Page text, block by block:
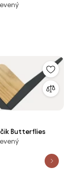
masívne
cm
Butterflies